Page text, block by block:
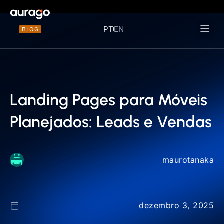
BLOG PTEN
Landing Pages para Móveis
Planejados: Leads e Vendas
maurotanaka
dezembro 3, 2025